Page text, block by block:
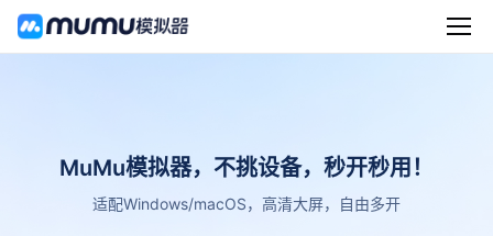
MuMu模拟器，不挑设备，秒开秒用！
适配Windows/macOS，高清大屏，自由多开